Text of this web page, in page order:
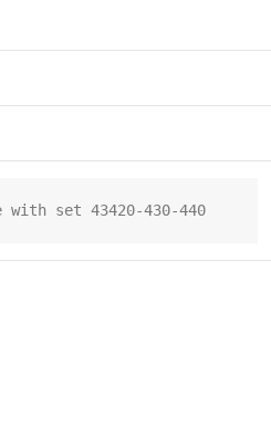
with set 43420-430-440